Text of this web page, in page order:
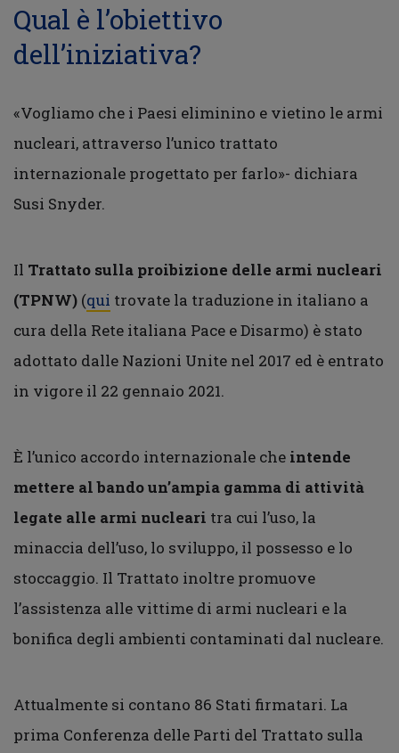
Qual è l’obiettivo
dell’iniziativa?
«Vogliamo che i Paesi eliminino e vietino le armi
nucleari, attraverso l’unico trattato
internazionale progettato per farlo»- dichiara
Susi Snyder.
Il Trattato sulla proibizione delle armi nucleari
(TPNW) (qui trovate la traduzione in italiano a
cura della Rete italiana Pace e Disarmo) è stato
adottato dalle Nazioni Unite nel 2017 ed è entrato
in vigore il 22 gennaio 2021.
È l’unico accordo internazionale che intende
mettere al bando un’ampia gamma di attività
legate alle armi nucleari tra cui l’uso, la
minaccia dell’uso, lo sviluppo, il possesso e lo
stoccaggio. Il Trattato inoltre promuove
l’assistenza alle vittime di armi nucleari e la
bonifica degli ambienti contaminati dal nucleare.
Attualmente si contano 86 Stati firmatari. La
prima Conferenza delle Parti del Trattato sulla